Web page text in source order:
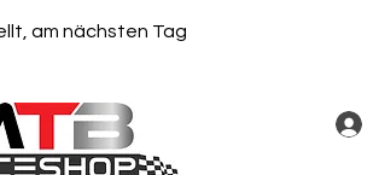
am nächsten Tag